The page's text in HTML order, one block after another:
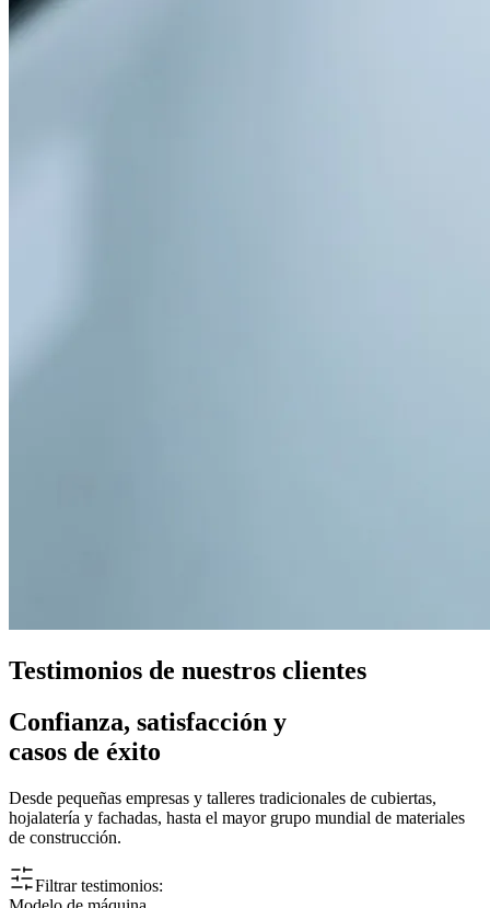
Testimonios de nuestros clientes
Confianza, satisfacción y
casos de éxito
Desde pequeñas empresas y talleres tradicionales de cubiertas,
hojalatería y fachadas, hasta el mayor grupo mundial de materiales
de construcción.
Filtrar testimonios: